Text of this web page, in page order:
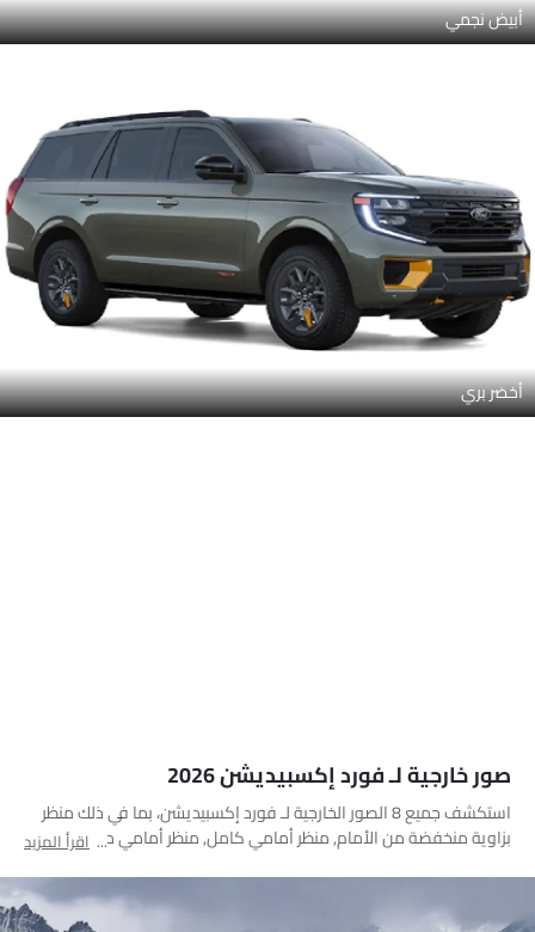
أبيض نجمي
أخضر بري
صور خارجية لـ فورد إكسبيديشن 2026
استكشف جميع 8 الصور الخارجية لـ فورد إكسبيديشن، بما في ذلك منظر
بزاوية منخفضة من الأمام, منظر أمامي كامل, منظر أمامي متوسط,اقرأ المزيد